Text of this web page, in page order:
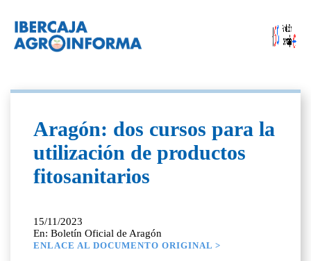
Aragón: dos cursos para la
utilización de productos
fitosanitarios
15/11/2023
En: Boletín Oficial de Aragón
ENLACE AL DOCUMENTO ORIGINAL >